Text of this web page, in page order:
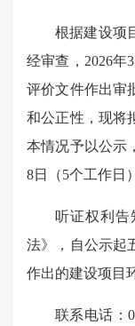
根据建设项
经审查，2026年
评价文件作出审
和公正性，现将
本情况予以公示
8日（5个工作日
听证权利
法》，自公示起
作出的建设项目
联系电话：